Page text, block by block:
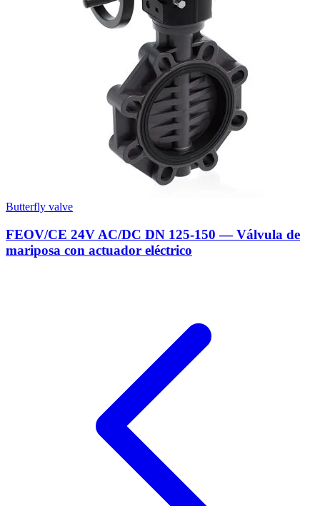
Butterfly valve
FEOV/CE 24V AC/DC DN 125-150 — Válvula de
mariposa con actuador eléctrico